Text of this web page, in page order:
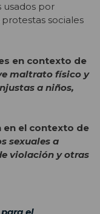
por
sociales
en contexto de
maltrato físico y
a niños,
en el contexto de
sexuales a
violación y otras